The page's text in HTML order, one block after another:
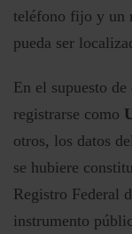
teléfono fijo y un
pueda ser
En el supuesto
registrarse como
otros, los datos
se hubiere
Registro Federal
instrumento